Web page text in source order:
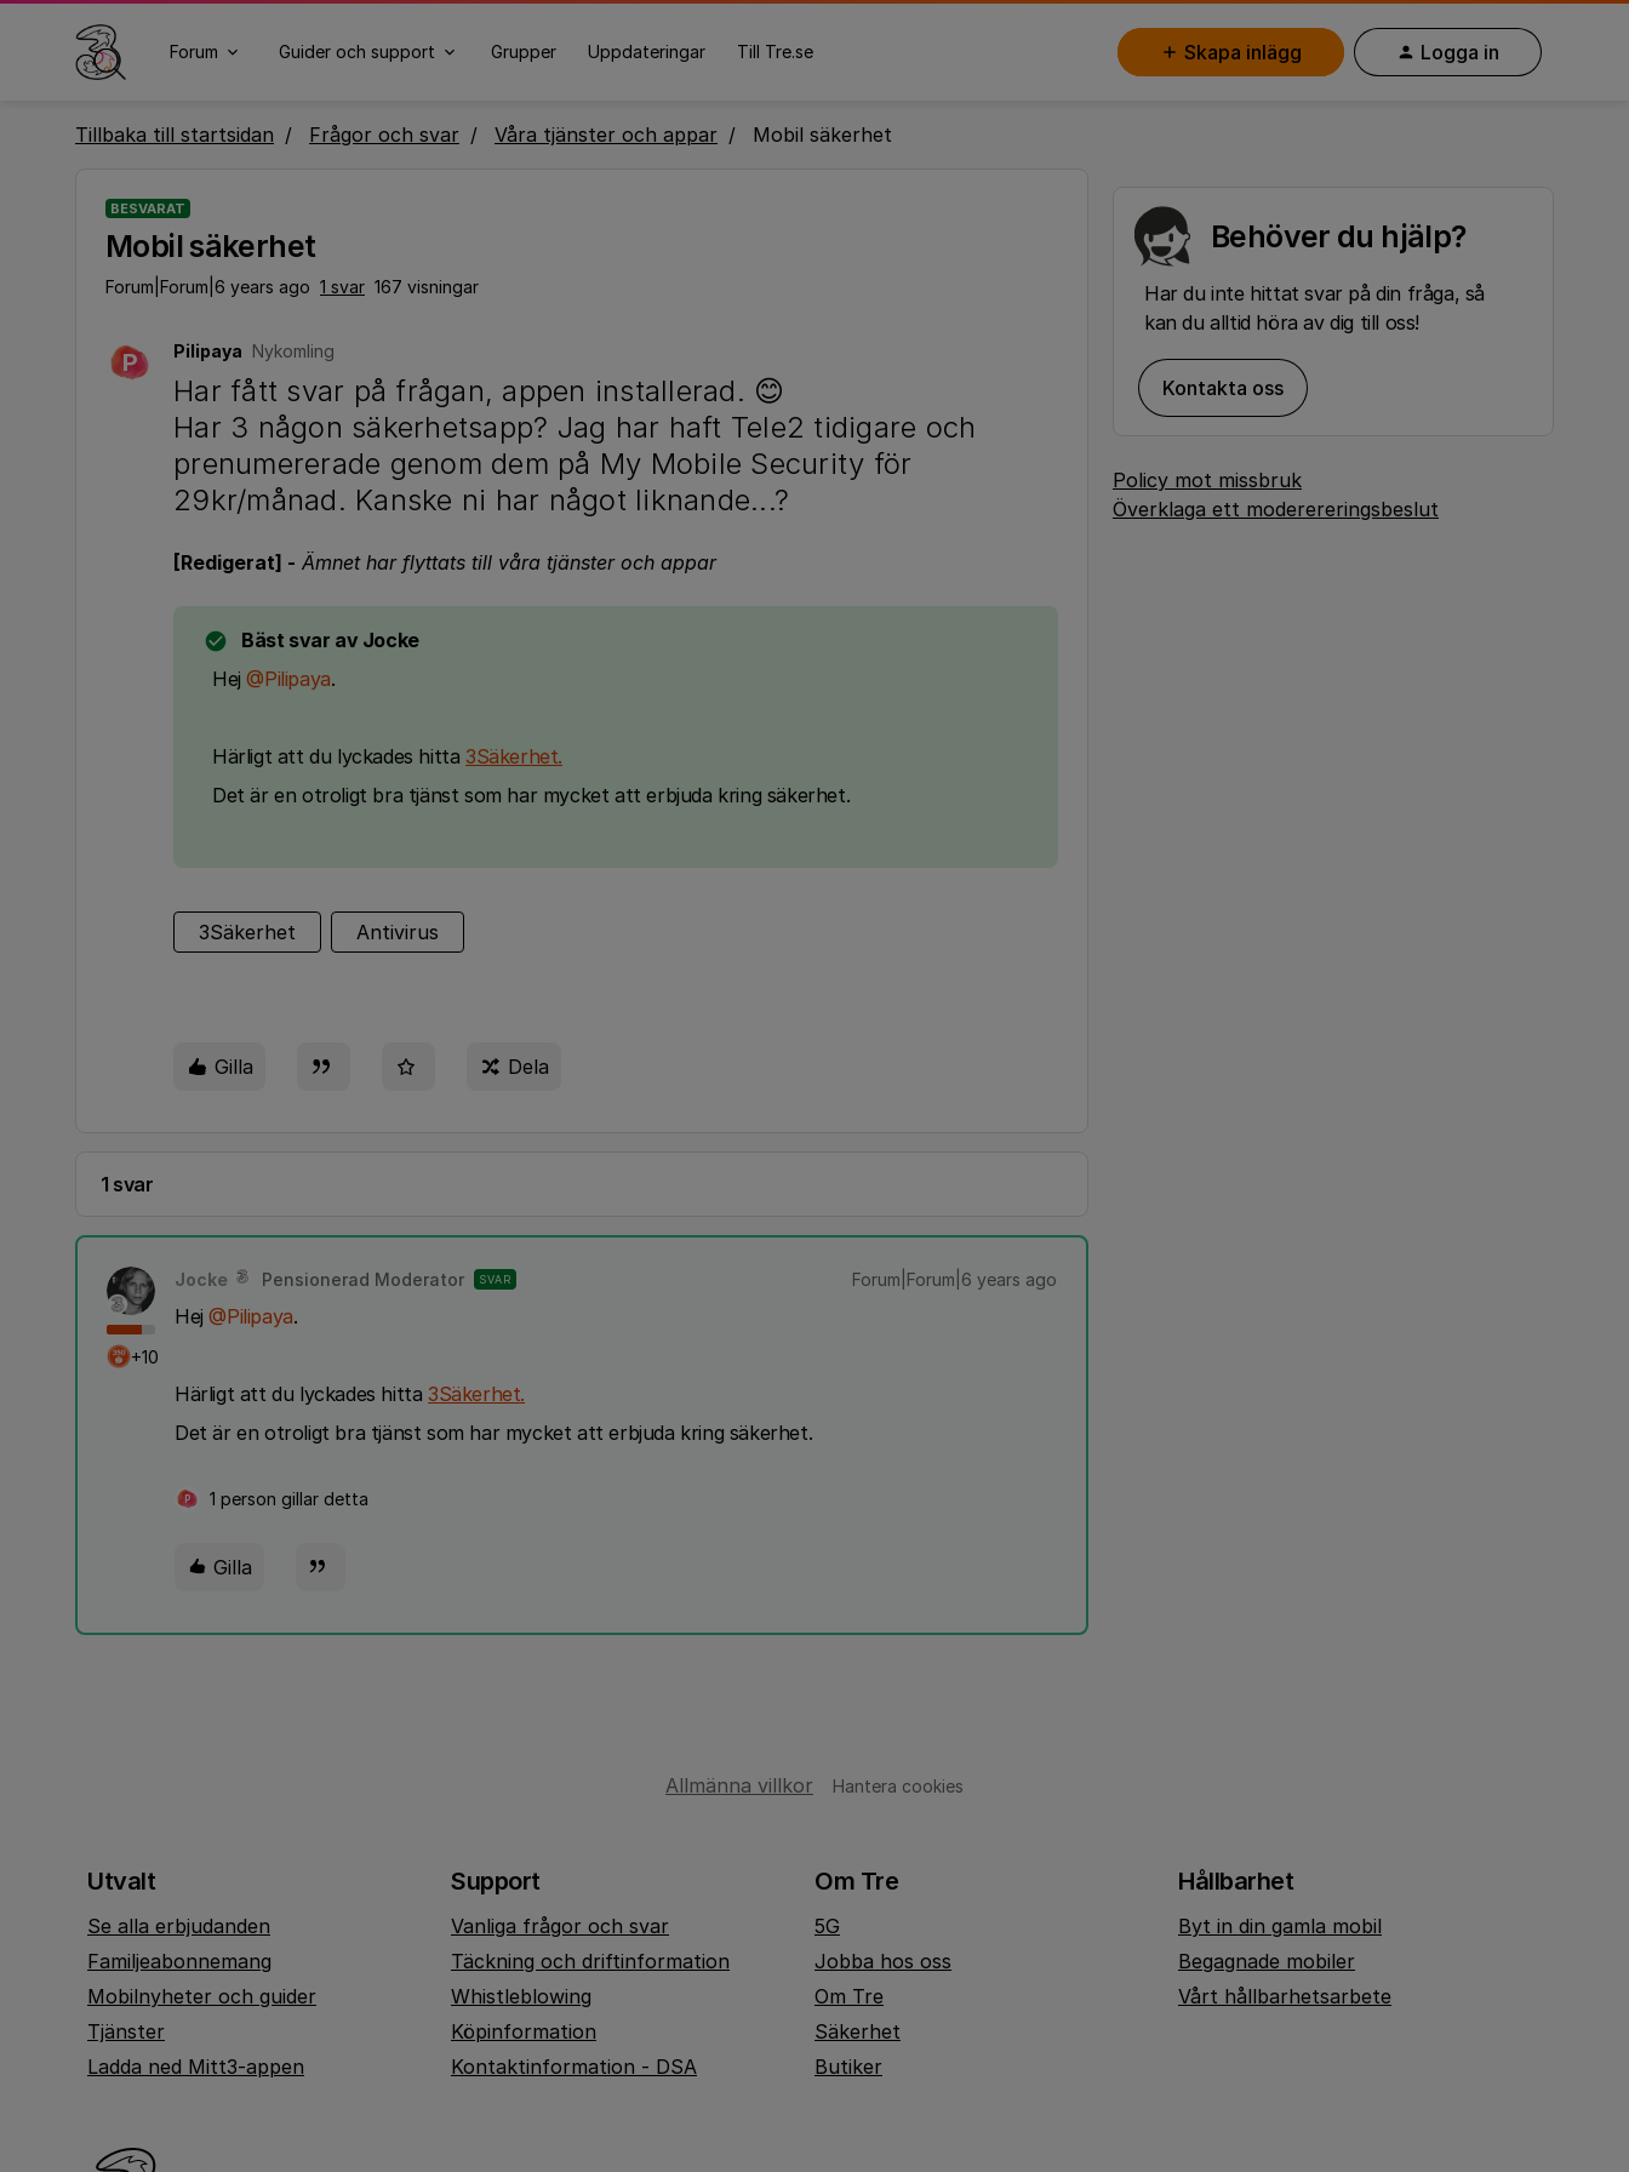
Forum Guider och support Grupper Uppdateringar Till Tre.se Skapa inlägg Logga in
Tillbaka till startsidan Frågor och svar Våra tjänster och appar Mobil säkerhet
BESVARAT
Mobil säkerhet
Forum|Forum|6 years ago 1 svar 167 visningar
P Pilipaya Nykomling
Har fått svar på frågan, appen installerad. 😊
Har 3 någon säkerhetsapp? Jag har haft Tele2 tidigare och
prenumererade genom dem på My Mobile Security för
29kr/månad. Kanske ni har något liknande...?
[Redigerat] - Ämnet har flyttats till våra tjänster och appar
Bäst svar av Jocke
Hej@Pilipaya.
Härligt att du lyckades hitta 3Säkerhet.
Det är en otroligt bra tjänst som har mycket att erbjuda kring säkerhet.
3Säkerhet Antivirus
Gilla Dela
1 svar
+10
Jocke Pensionerad Moderator SVAR Forum|Forum|6 years ago
Hej@Pilipaya.
Härligt att du lyckades hitta 3Säkerhet.
Det är en otroligt bra tjänst som har mycket att erbjuda kring säkerhet.
P 1 person gillar detta
Gilla
Behöver du hjälp?
Har du inte hittat svar på din fråga, så
kan du alltid höra av dig till oss!
Kontakta oss
Policy mot missbruk
Överklaga ett moderereringsbeslut
Allmänna villkor Hantera cookies
Utvalt
Se alla erbjudanden
Familjeabonnemang
Mobilnyheter och guider
Tjänster
Ladda ned Mitt3-appen
Support
Vanliga frågor och svar
Täckning och driftinformation
Whistleblowing
Köpinformation
Kontaktinformation - DSA
Om Tre
5G
Jobba hos oss
Om Tre
Säkerhet
Butiker
Hållbarhet
Byt in din gamla mobil
Begagnade mobiler
Vårt hållbarhetsarbete